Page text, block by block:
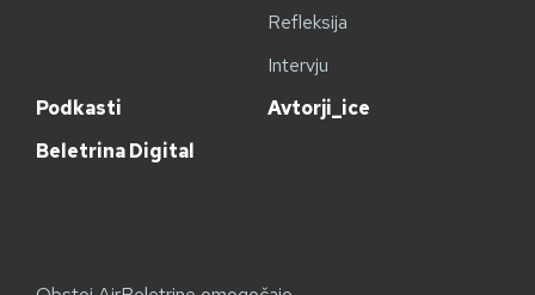
Refleksija
Intervju
Podkasti
Avtorji_ice
Beletrina Digital